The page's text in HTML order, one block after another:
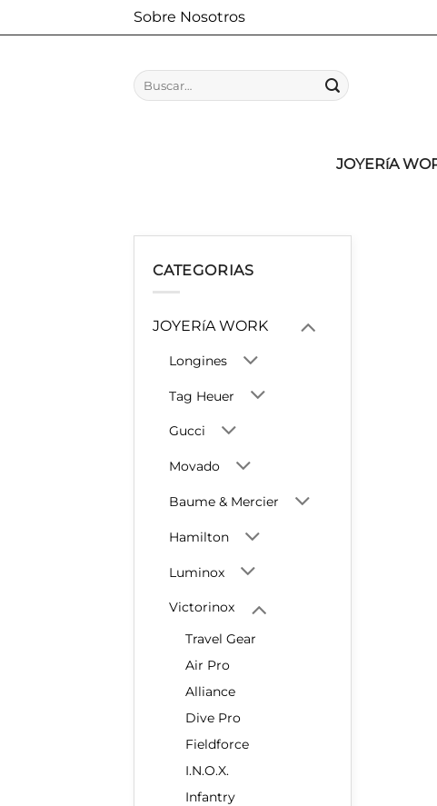
al
Sobre Nosotros
Buscar
por:
JOYERíA
CATEGORIAS
JOYERíA WORK
Longines
Tag Heuer
Gucci
Movado
Baume & Mercier
Hamilton
Luminox
Victorinox
Travel Gear
Air Pro
Alliance
Dive Pro
Fieldforce
I.N.O.X.
Infantry